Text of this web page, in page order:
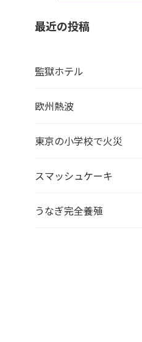
最近の投稿
監獄ホテル
欧州熱波
東京の小学校で火災
スマッシュケーキ
うなぎ完全養殖